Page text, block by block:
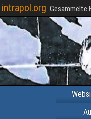
intrapol.org Gesammelte